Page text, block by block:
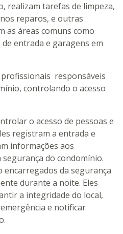
realizam tarefas de limpeza,
reparos, e outras
as áreas comuns como
entrada e garagens em
responsáveis
controlando o acesso
o acesso de pessoas e
registram a entrada e
informações aos
do condomínio.
encarregados da segurança
durante a noite. Eles
a integridade do local,
e notificar